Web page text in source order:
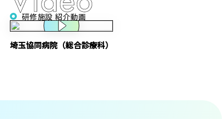
研修施設 紹介動画
埼玉協同病院（総合診療科）